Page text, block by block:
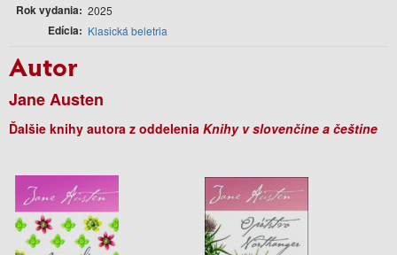
Rok vydania 2025
Edícia Klasická beletria
Autor
Jane Austen
Ďalšie knihy autora z oddelenia Knihy v slovenčine a češtine